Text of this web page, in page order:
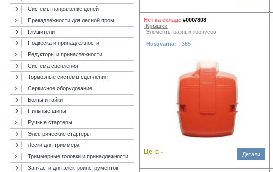
Системы напряжение цепей
Пренадлежности для лесной пром.
Глушители
Подвеска и принадлежности
Редукторы и принадлежности
Система сцепления
Тормозные системы сцепления
Сервисное оборудование
Болты и гайки
Пильные шины
Ручные стартеры
Электрические стартеры
Лески для триммера
Триммерные головки и принадлежности
Запчасти для электроинструментов
Нет на складе #0007808
-Крышки
-Элементы разных корпусов
Husqvarna: 365
Цена - Детали